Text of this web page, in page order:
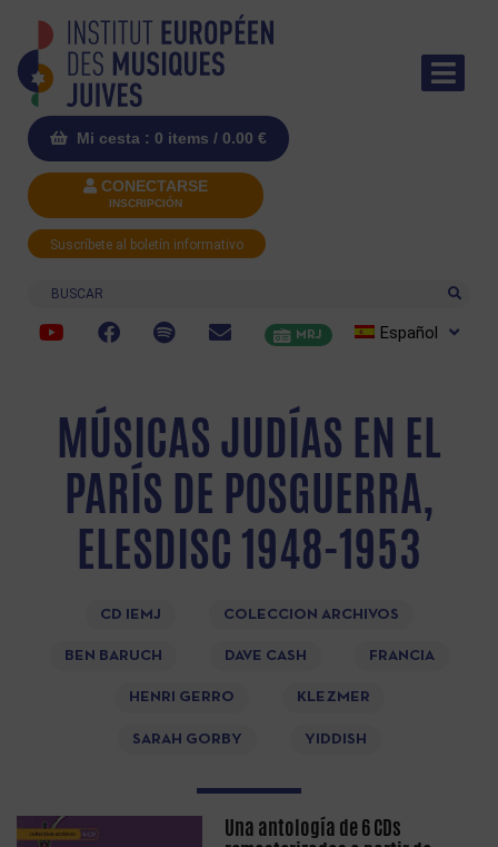
Mi cesta : 0 items / 0.00 €
CONECTARSE
INSCRIPCIÓN
Suscríbete al boletín informativo
Buscar
MRJ Español
MÚSICAS JUDÍAS EN EL
PARÍS DE POSGUERRA,
ELESDISC 1948-1953
CD IEMJ COLECCION ARCHIVOS
BEN BARUCH DAVE CASH FRANCIA
HENRI GERRO KLEZMER
SARAH GORBY YIDDISH
Una antología de 6 CDs